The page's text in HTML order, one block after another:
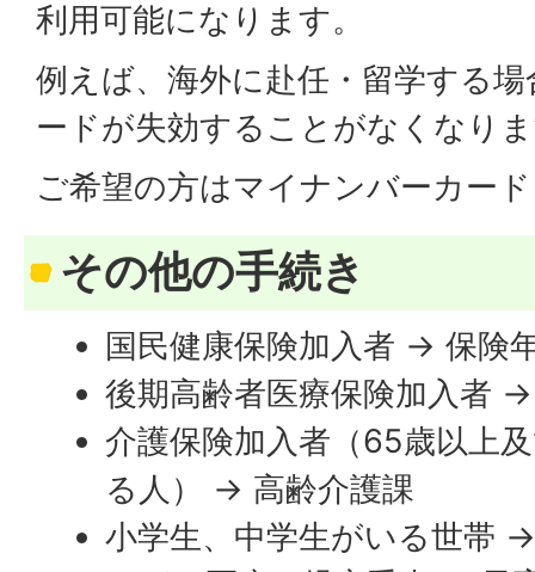
利用可能になります。
例えば、海外に赴任・留学する
ードが失効することがなくなり
ご希望の方はマイナンバーカー
その他の手続き
国民健康保険加入者 → 保険
後期高齢者医療保険加入者
介護保険加入者（65歳以上
る人） → 高齢介護課
小学生、中学生がいる世帯